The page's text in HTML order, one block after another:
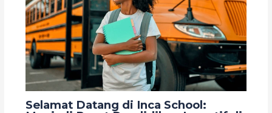
Selamat Datang di Inca School: